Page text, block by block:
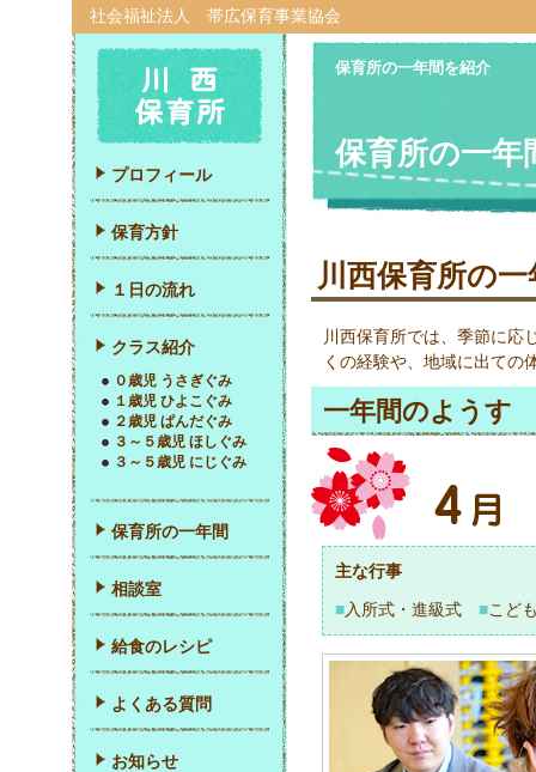
社会福祉法人 帯広保育事業協会
保育所の一年間を紹介
保育所の一年
川西保育所の一
川西保育所では、季節に応
くの経験や、地域に出ての
一年間のようす
主な行事
■入所式・進級式 ■こど
プロフィール
保育方針
１日の流れ
クラス紹介
０歳児 うさぎぐみ
１歳児 ひよこぐみ
２歳児 ぱんだぐみ
３～５歳児 ほしぐみ
３～５歳児 にじぐみ
保育所の一年間
相談室
給食のレシピ
よくある質問
お知らせ